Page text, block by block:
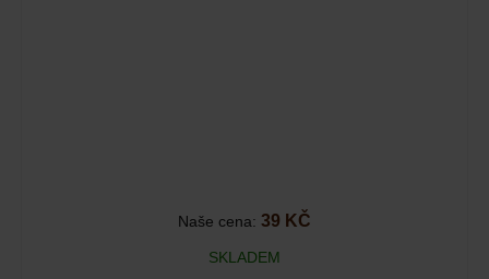
Naše cena: 39 KČ
SKLADEM